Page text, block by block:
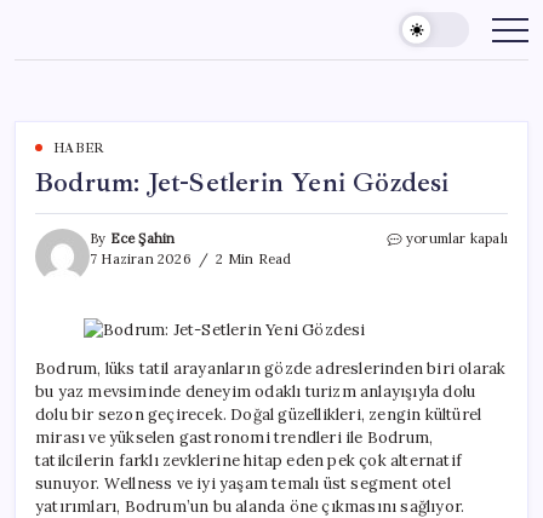
content
HABER
Bodrum: Jet-Setlerin Yeni Gözdesi
By Ece Şahin
7 Haziran 2026
2 Min Read
Bodrum:
yorumlar kapalı
Bodrum, lüks tatil arayanların gözde adreslerinden biri olarak
bu yaz mevsiminde deneyim odaklı turizm anlayışıyla dolu
dolu bir sezon geçirecek. Doğal güzellikleri, zengin kültürel
mirası ve yükselen gastronomi trendleri ile Bodrum,
tatilcilerin farklı zevklerine hitap eden pek çok alternatif
sunuyor. Wellness ve iyi yaşam temalı üst segment otel
yatırımları, Bodrum’un bu alanda öne çıkmasını sağlıyor.